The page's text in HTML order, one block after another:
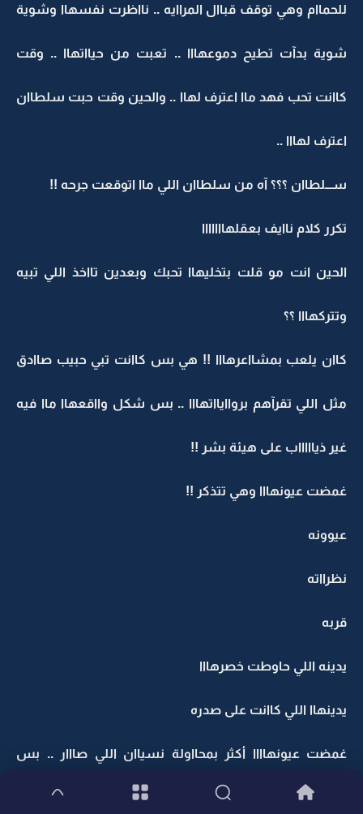
للحماام وهي توقف قباال المراايه .. نااظرت نفسهاا وشوية
شوية بدآت تطيح دموعهااا .. تعبت من حيااتهاا .. وقت
كاانت تحب فهد ماا اعترف لهاا .. والحين وقت حبت سلطاان
اعترف لهااا ..
ســـلطاان ؟؟؟ آه من سلطاان اللي ماا اتوقعت جرحه !!
تكرر كلام ناايف بعقلهااااااا
الحين انت مو قلت بتخليهاا تحبك وبعدين تااخذ اللي تبيه
وتتركهااا ؟؟
كاان يلعب بمشااعرهااا !! هي بس كاانت تبي حبيب صاادق
مثل اللي تقرآهم برواايااتهااا .. بس شكل وااقعهاا ماا فيه
غير ذياااااب على هيئة بشر !!
غمضت عيونهااا وهي تتذكر !!
عيوونه
نظرااته
قربه
يدينه اللي حاوطت خصرهااا
يدينهاا اللي كاانت على صدره
غمضت عيونهاااا أكثر بمحااولة نسياان اللي صااار .. بس
ذااكرتهاا للحين ترسم لهاا المووقف !!